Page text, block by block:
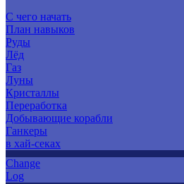
С чего начать
План навыков
Руды
Лёд
Газ
Луны
Кристаллы
Переработка
Добывающие корабли
Ганкеры
в хай-секах
Change
Log